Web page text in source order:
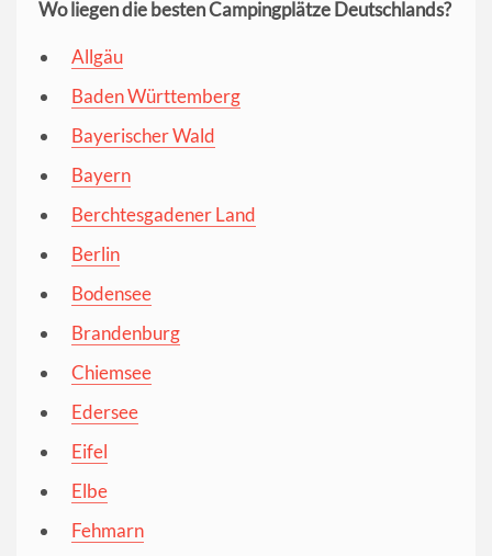
Wo liegen die besten Campingplätze Deutschlands?
Allgäu
Baden Württemberg
Bayerischer Wald
Bayern
Berchtesgadener Land
Berlin
Bodensee
Brandenburg
Chiemsee
Edersee
Eifel
Elbe
Fehmarn